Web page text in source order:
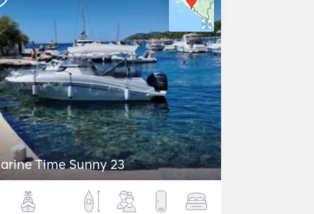
Time Sunny 23